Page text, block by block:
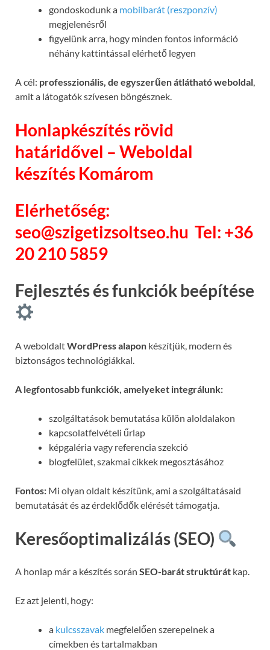
gondoskodunk a mobilbarát (reszponzív)
megjelenésről
figyelünk arra, hogy minden fontos információ
néhány kattintással elérhető legyen
A cél: professzionális, de egyszerűen átlátható weboldal,
amit a látogatók szívesen böngésznek.
Honlapkészítés rövid
határidővel – Weboldal
készítés Komárom
Elérhetőség:
seo@szigetizsoltseo.hu Tel: +36
20 210 5859
Fejlesztés és funkciók beépítése
A weboldaltWordPress alapon készítjük, modern és
biztonságos technológiákkal.
A legfontosabb funkciók, amelyeket integrálunk:
szolgáltatások bemutatása külön aloldalakon
kapcsolatfelvételi űrlap
képgaléria vagy referencia szekció
blogfelület, szakmai cikkek megosztásához
Fontos: Mi olyan oldalt készítünk, ami a szolgáltatásaid
bemutatását és az érdeklődők elérését támogatja.
Keresőoptimalizálás (SEO)
A honlap már a készítés során SEO-barát struktúrát kap.
Ez azt jelenti, hogy:
a kulcsszavak megfelelően szerepelnek a
címekben és tartalmakban